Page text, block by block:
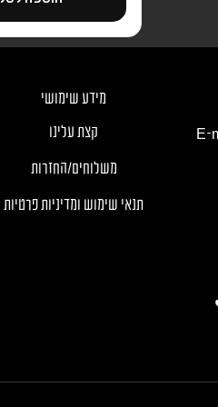
E-
מידע שימושי
קצת עלינו
משלוחים/החזרות
תנאי שימוש ומדיניות פרטיות